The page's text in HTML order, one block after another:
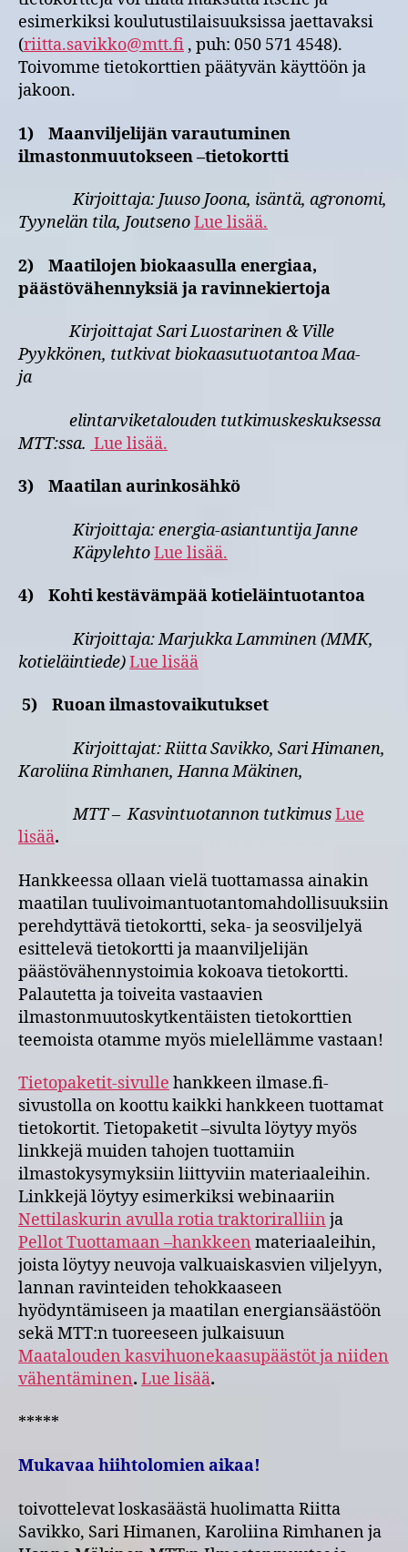
esimerkiksi koulutustilaisuuksissa jaettavaksi
(riitta.savikko@mtt.fi , puh: 050 571 4548).
Toivomme tietokorttien päätyvän käyttöön ja
jakoon.
1) Maanviljelijän varautuminen
ilmastonmuutokseen –tietokortti
Kirjoittaja: Juuso Joona, isäntä, agronomi,
Tyynelän tila, JoutsenoLue lisää.
2) Maatilojen biokaasulla energiaa,
päästövähennyksiä ja ravinnekiertoja
Kirjoittajat Sari Luostarinen & Ville
Pyykkönen, tutkivat biokaasutuotantoa Maa-
ja
elintarviketalouden tutkimuskeskuksessa
MTT:ssa. Lue lisää.
3) Maatilan aurinkosähkö
Kirjoittaja: energia-asiantuntija Janne
KäpylehtoLue lisää.
4) Kohti kestävämpää kotieläintuotantoa
Kirjoittaja: Marjukka Lamminen (MMK,
kotieläintiede)Lue lisää
5) Ruoan ilmastovaikutukset
Kirjoittajat: Riitta Savikko, Sari Himanen,
Karoliina Rimhanen, Hanna Mäkinen,
MTT – Kasvintuotannon tutkimusLue
lisää.
Hankkeessa ollaan vielä tuottamassa ainakin
maatilan tuulivoimantuotantomahdollisuuksiin
perehdyttävä tietokortti, seka- ja seosviljelyä
esittelevä tietokortti ja maanviljelijän
päästövähennystoimia kokoava tietokortti.
Palautetta ja toiveita vastaavien
ilmastonmuutoskytkentäisten tietokorttien
teemoista otamme myös mielellämme vastaan!
Tietopaketit-sivulle hankkeen ilmase.fi-
sivustolla on koottu kaikki hankkeen tuottamat
tietokortit. Tietopaketit –sivulta löytyy myös
linkkejä muiden tahojen tuottamiin
ilmastokysymyksiin liittyviin materiaaleihin.
Linkkejä löytyy esimerkiksi webinaariin
Nettilaskurin avulla rotia traktoriralliin ja
Pellot Tuottamaan –hankkeen materiaaleihin,
joista löytyy neuvoja valkuaiskasvien viljelyyn,
lannan ravinteiden tehokkaaseen
hyödyntämiseen ja maatilan energiansäästöön
sekä MTT:n tuoreeseen julkaisuun
Maatalouden kasvihuonekaasupäästöt ja niiden
vähentäminen. Lue lisää.
*****
Mukavaa hiihtolomien aikaa!
toivottelevat loskasäästä huolimatta Riitta
Savikko, Sari Himanen, Karoliina Rimhanen ja